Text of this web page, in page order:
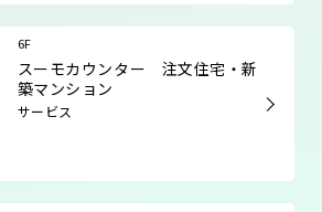
6F
スーモカウンター 注文住宅・新
築マンション
サービス